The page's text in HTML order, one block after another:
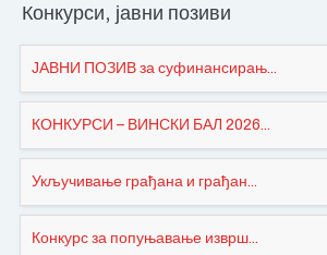
Конкурси, јавни позиви
ЈАВНИ ПОЗИВ за суфинансирањ...
КОНКУРСИ – ВИНСКИ БАЛ 2026...
Укључивање грађана и грађан...
Конкурс за попуњавање изврш...